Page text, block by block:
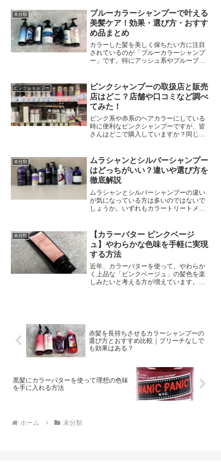
す。そこで注目されているのが、カラー
専用に開発された「カラーシャ...
未分類
ブルーカラーシャンプーで叶える
美髪ケア！効果・選び方・おすす
め品まとめ
カラーした髪を美しく保ちたい方に注目
されているのが「ブルーカラーシャンプ
ー」です。特にアッシュ系やブルーブラ
強い味方となります。こちらの記事で
は、ブルーカラーシャンプー...
ピンクシャンプー
ピンクシャンプーの取扱店と販売
店はどこ？店舗や口コミなど調べ
てみた！
ピンク系や赤系のヘアカラーにしている
時に便利なピンクシャンプーですが、皆
さんはどこで購入していますか？同じピ
では、ピンクシャンプーの取扱店や販売
店と一緒に、口コミについ...
未分類
ムラシャンとシルバーシャンプー
はどっちがいい？違いや選び方を
徹底解説
ムラシャンとシルバーシャンプーの違い
が気になっている方は多いのではないで
しょうか。いずれもカラートリートメン
迷う方も少なくありません。そこで本記
事では、ムラシャンとシ...
未分類
【カラーバター ピンクベージ
ュ】やわらかな色味を手軽に実現
する方法
近年、カラーバターを使って、やわらか
く上品な「ピンクベージュ」の髪色を楽
しみたいと考える方が増えています。ブ
赤髪を長持ちさせるカラーシャンプーの
選び方とおすすめ比較｜ブリーチなしで
も効果はある？
黒髪にカラーバターを使って理想の色味
を手に入れる方法
ホーム 未分類